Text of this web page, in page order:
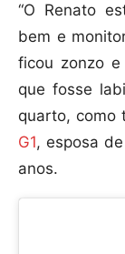
“O Renato
bem e
ficou zonzo e
que fosse
quarto, como
G1, esposa
anos.